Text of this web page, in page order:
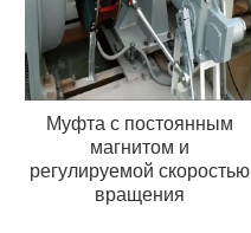
Муфта с постоянным
магнитом и
регулируемой скоростью
вращения